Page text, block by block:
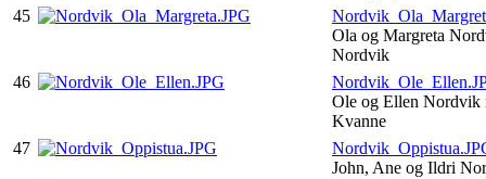
45
Ola og Margreta
Nordvik
46
Ole og Ellen Nordvik
Kvanne
47
John, Ane og Ildri